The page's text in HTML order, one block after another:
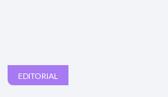
EDITORIAL